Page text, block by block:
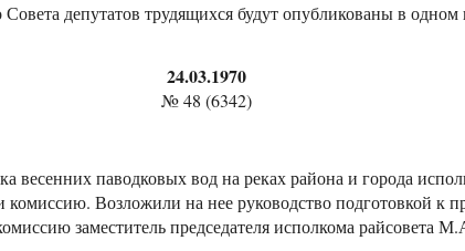
депутатов трудящихся будут опубликованы в
24.03.1970
№ 48 (6342)
весенних паводковых вод на реках района и города
комиссию. Возложили на нее руководство подготовкой к
заместитель председателя исполкома райсовета